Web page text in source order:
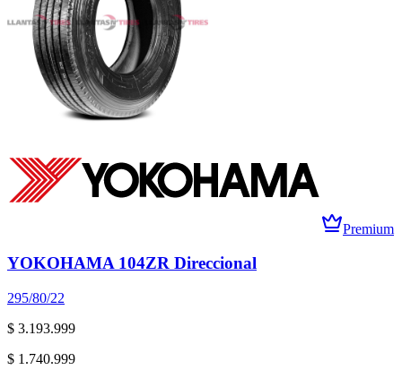
Premium
YOKOHAMA 104ZR Direccional
295/80/22
$ 3.193.999
$ 1.740.999